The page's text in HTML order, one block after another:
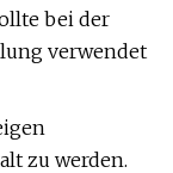
bei der
verwendet
zu werden.